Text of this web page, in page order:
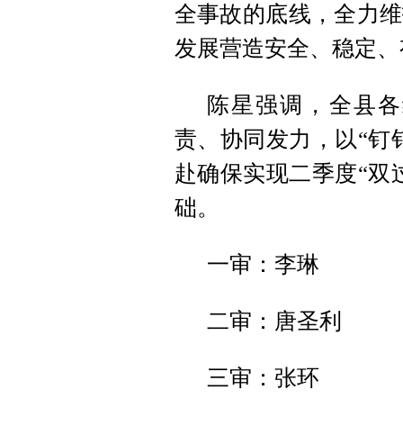
全事故的底线，全力
发展营造安全、稳定
陈星强调，全县
责、协同发力，以“钉
赴确保实现二季度“双
础。
一审：李琳
二审：唐圣利
三审：张环